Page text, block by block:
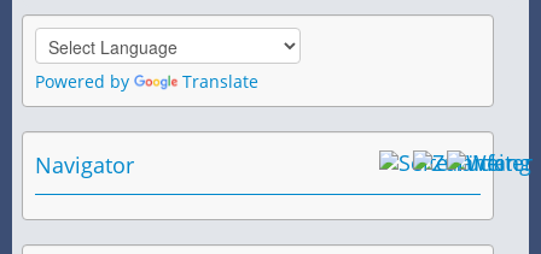
Powered by Translate
Navigator